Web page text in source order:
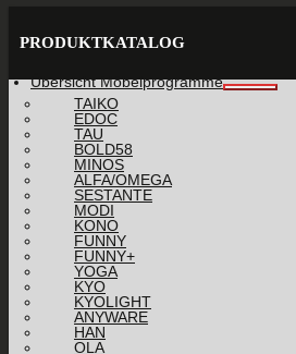
PRODUKTKATALOG
Übersicht Möbelprogramme
TAIKO
EDOC
TAU
BOLD58
MINOS
ALFA/OMEGA
SESTANTE
MODI
KONO
FUNNY
FUNNY+
YOGA
KYO
KYOLIGHT
ANYWARE
HAN
OLA